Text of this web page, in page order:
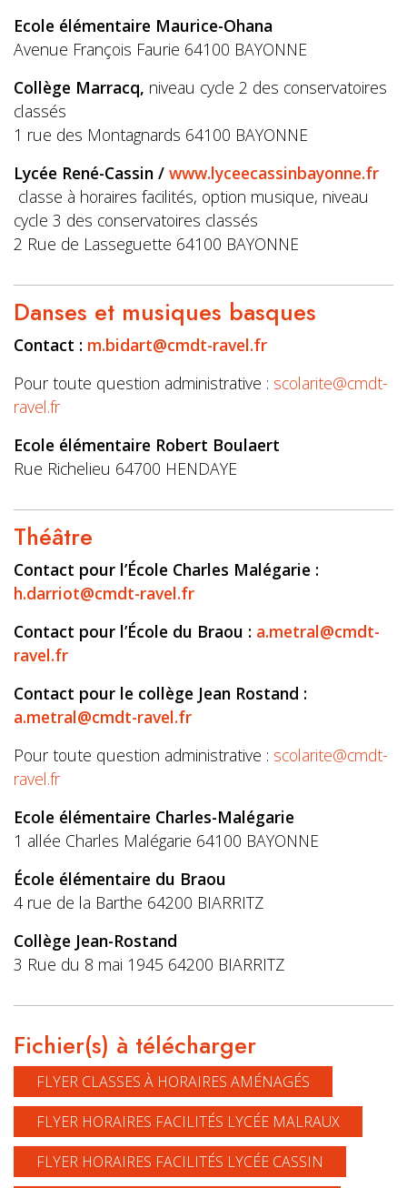
Ecole élémentaire Maurice-Ohana
Avenue François Faurie 64100 BAYONNE
Collège Marracq, niveau cycle 2 des conservatoires
classés
1 rue des Montagnards 64100 BAYONNE
Lycée René-Cassin / www.lyceecassinbayonne.fr
classe à horaires facilités, option musique, niveau
cycle 3 des conservatoires classés
2 Rue de Lasseguette 64100 BAYONNE
Danses et musiques basques
Contact : m.bidart@cmdt-ravel.fr
Pour toute question administrative : scolarite@cmdt-
ravel.fr
Ecole élémentaire Robert Boulaert
Rue Richelieu 64700 HENDAYE
Théâtre
Contact pour l’École Charles Malégarie :
h.darriot@cmdt-ravel.fr
Contact pour l’École du Braou : a.metral@cmdt-
ravel.fr
Contact pour le collège Jean Rostand :
a.metral@cmdt-ravel.fr
Pour toute question administrative : scolarite@cmdt-
ravel.fr
Ecole élémentaire Charles-Malégarie
1 allée Charles Malégarie 64100 BAYONNE
École élémentaire du Braou
4 rue de la Barthe 64200 BIARRITZ
Collège Jean-Rostand
3 Rue du 8 mai 1945 64200 BIARRITZ
Fichier(s) à télécharger
FLYER CLASSES À HORAIRES AMÉNAGÉS
FLYER HORAIRES FACILITÉS LYCÉE MALRAUX
FLYER HORAIRES FACILITÉS LYCÉE CASSIN